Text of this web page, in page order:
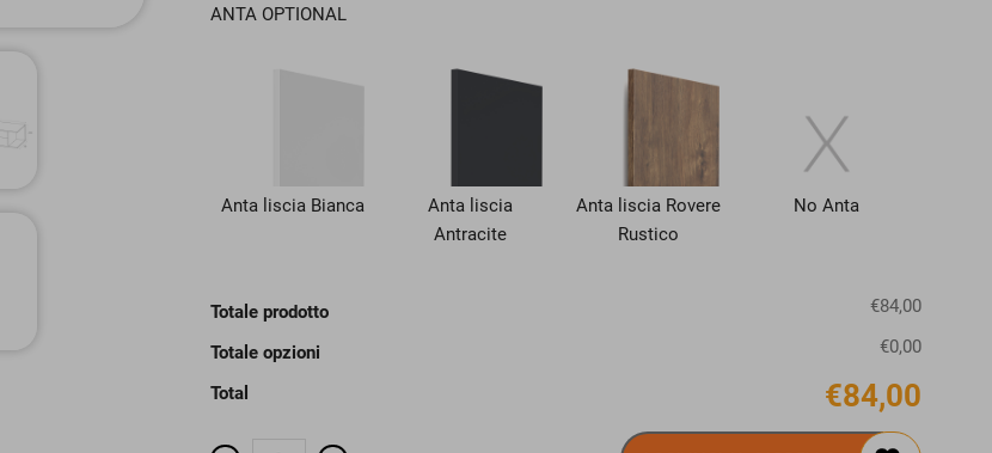
ANTA OPTIONAL
Anta liscia Bianca
Anta liscia
Antracite
Anta liscia Rovere
Rustico
No Anta
Totale prodotto €84,00
Totale opzioni €0,00
Total €84,00